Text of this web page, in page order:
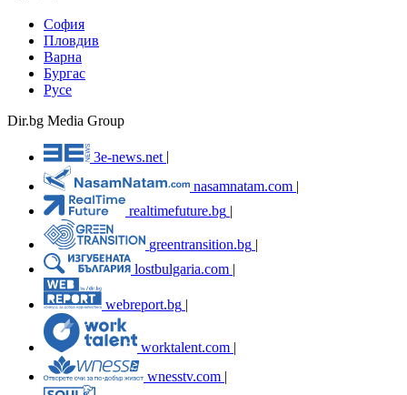
София
Пловдив
Варна
Бургас
Русе
Dir.bg Media Group
3e-news.net
nasamnatam.com |
realtimefuture.bg |
greentransition.bg |
lostbulgaria.com |
webreport.bg
worktalent.com |
wnesstv.com |